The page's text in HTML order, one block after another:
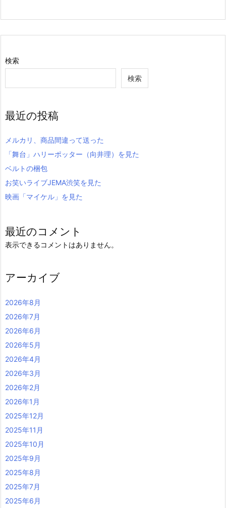
検索
検索
最近の投稿
メルカリ、商品間違って送った
「舞台」ハリーポッター（向井理）を見た
ベルトの梱包
お笑いライブJEMA渋笑を見た
映画「マイケル」を見た
最近のコメント
表示できるコメントはありません。
アーカイブ
2026年8月
2026年7月
2026年6月
2026年5月
2026年4月
2026年3月
2026年2月
2026年1月
2025年12月
2025年11月
2025年10月
2025年9月
2025年8月
2025年7月
2025年6月